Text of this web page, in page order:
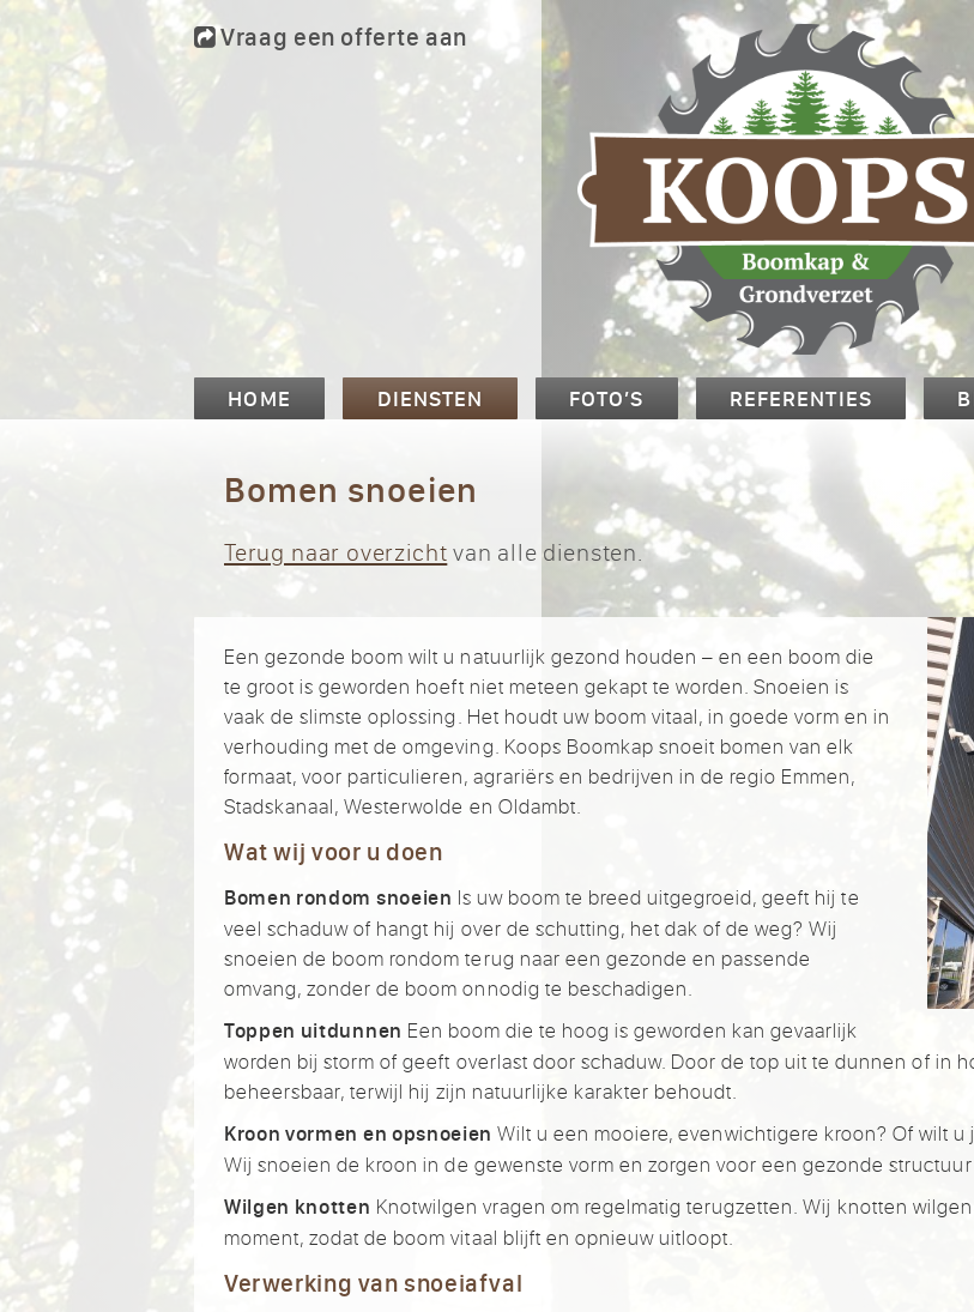
Vraag een offerte aan
HOME DIENSTEN FOTO’S REFERENTIES
Bomen snoeien
Terug naar overzicht van alle diensten.
Een gezonde boom wilt u natuurlijk gezond houden – en een boom die
te groot is geworden hoeft niet meteen gekapt te worden. Snoeien is
vaak de slimste oplossing. Het houdt uw boom vitaal, in goede vorm en in
verhouding met de omgeving. Koops Boomkap snoeit bomen van elk
formaat, voor particulieren, agrariërs en bedrijven in de regio Emmen,
Stadskanaal, Westerwolde en Oldambt.
Wat wij voor u doen
Bomen rondom snoeien Is uw boom te breed uitgegroeid, geeft hij te
veel schaduw of hangt hij over de schutting, het dak of de weg? Wij
snoeien de boom rondom terug naar een gezonde en passende
omvang, zonder de boom onnodig te beschadigen.
Toppen uitdunnen Een boom die te hoog is geworden kan gevaarlijk
worden bij storm of geeft overlast door schaduw. Door de top uit te dunnen of in
beheersbaar, terwijl hij zijn natuurlijke karakter behoudt.
Kroon vormen en opsnoeien Wilt u een mooiere, evenwichtigere kroon? Of wilt
Wij snoeien de kroon in de gewenste vorm en zorgen voor een gezonde
Wilgen knotten Knotwilgen vragen om regelmatig terugzetten. Wij knotten
moment, zodat de boom vitaal blijft en opnieuw uitloopt.
Verwerking van snoeiafval